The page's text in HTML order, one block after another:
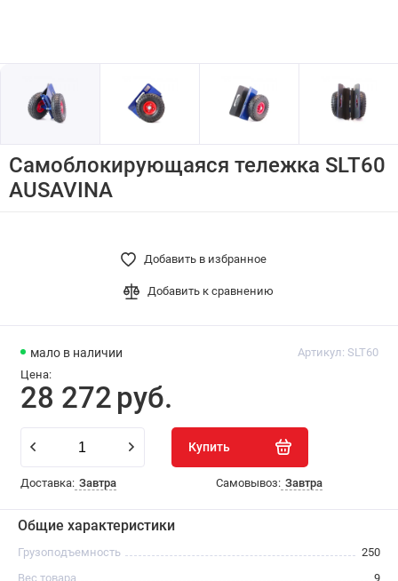
Самоблокирующаяся тележка SLT60
AUSAVINA
Добавить в избранное
Добавить к сравнению
мало в наличии Артикул: SLT60
Цена:
28 272 руб.
Купить
Доставка: Завтра Самовывоз: Завтра
Общие характеристики
Грузоподъемность
250
Вес товара
9